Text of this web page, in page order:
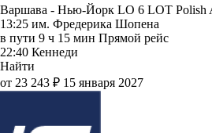
Варшава - Нью-Йорк LO 6 LOT Polish
13:25 им. Фредерика Шопена
в пути 9 ч 15 мин Прямой рейс
22:40 Кеннеди
Найти
от 23 243 ₽ 15 января 2027